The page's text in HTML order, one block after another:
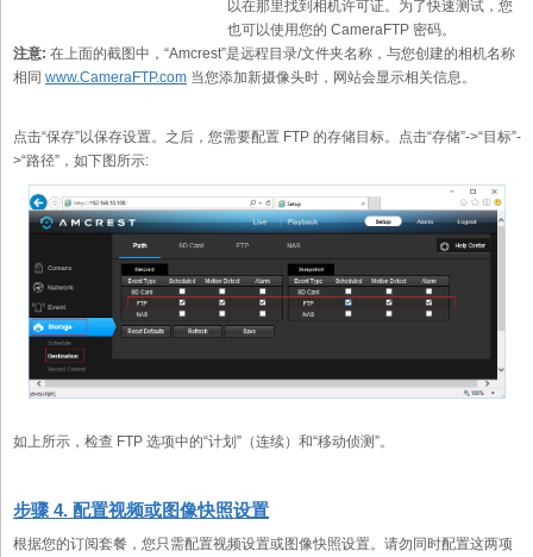
以在那里找到相机许可证。为了快速测试，您
也可以使用您的 CameraFTP 密码。
注意: 在上面的截图中，“Amcrest”是远程目录/文件夹名称，与您创建的相机名称
相同 www.CameraFTP.com 当您添加新摄像头时，网站会显示相关信息。
点击“保存”以保存设置。之后，您需要配置 FTP 的存储目标。点击“存储”->“目标”-
>“路径”，如下图所示:
如上所示，检查 FTP 选项中的“计划”（连续）和“移动侦测”。
步骤 4. 配置视频或图像快照设置
根据您的订阅套餐，您只需配置视频设置或图像快照设置。请勿同时配置这两项